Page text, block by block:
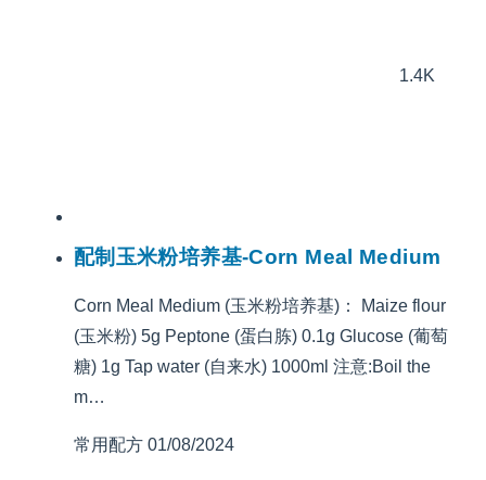
1.4K
配制玉米粉培养基-Corn Meal Medium
Corn Meal Medium (玉米粉培养基)： Maize flour
(玉米粉) 5g Peptone (蛋白胨) 0.1g Glucose (葡萄
糖) 1g Tap water (自来水) 1000ml 注意:Boil the
m…
常用配方 01/08/2024